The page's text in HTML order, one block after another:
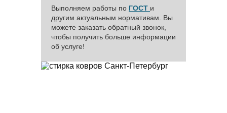
Выполняем работы по ГОСТ и
другим актуальным нормативам. Вы
можете заказать обратный звонок,
чтобы получить больше информации
об услуге!